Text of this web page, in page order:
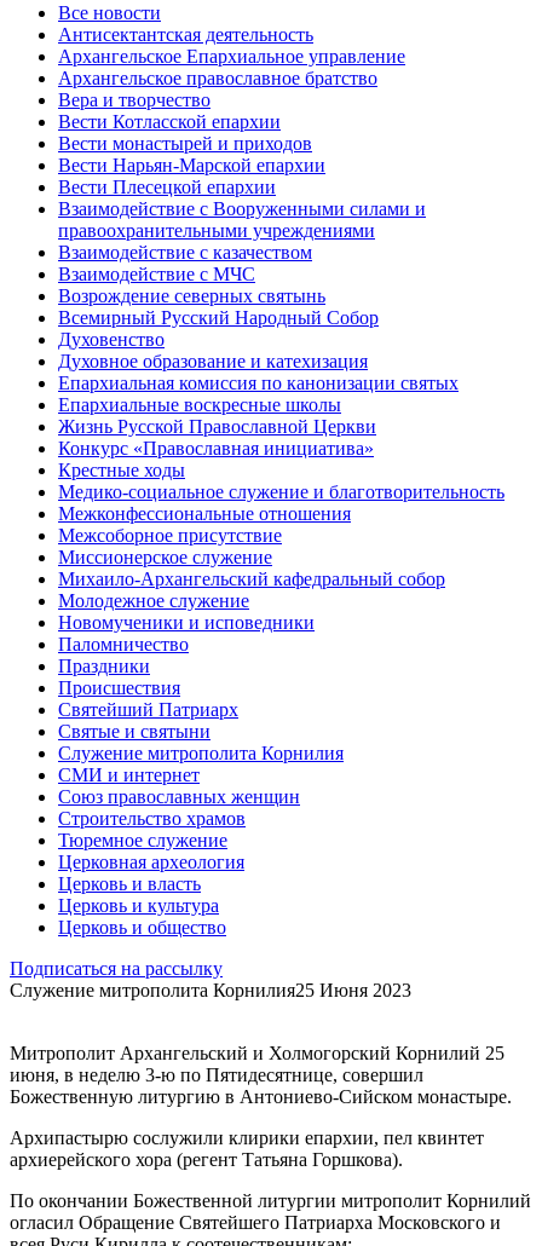
Все новости
Антисектантская деятельность
Архангельское Епархиальное управление
Архангельское православное братство
Вера и творчество
Вести Котласской епархии
Вести монастырей и приходов
Вести Нарьян-Марской епархии
Вести Плесецкой епархии
Взаимодействие с Вооруженными силами и
правоохранительными учреждениями
Взаимодействие с казачеством
Взаимодействие с МЧС
Возрождение северных святынь
Всемирный Русский Народный Собор
Духовенство
Духовное образование и катехизация
Епархиальная комиссия по канонизации святых
Епархиальные воскресные школы
Жизнь Русской Православной Церкви
Конкурс «Православная инициатива»
Крестные ходы
Медико-социальное служение и благотворительность
Межконфессиональные отношения
Межсоборное присутствие
Миссионерское служение
Михаило-Архангельский кафедральный собор
Молодежное служение
Новомученики и исповедники
Паломничество
Праздники
Происшествия
Святейший Патриарх
Святые и святыни
Служение митрополита Корнилия
СМИ и интернет
Союз православных женщин
Строительство храмов
Тюремное служение
Церковная археология
Церковь и власть
Церковь и культура
Церковь и общество
Подписаться на рассылку
Служение митрополита Корнилия25 Июня 2023
Митрополит Архангельский и Холмогорский Корнилий 25
июня, в неделю 3-ю по Пятидесятнице, совершил
Божественную литургию в Антониево-Сийском монастыре.
Архипастырю сослужили клирики епархии, пел квинтет
архиерейского хора (регент Татьяна Горшкова).
По окончании Божественной литургии митрополит Корнилий
огласил Обращение Святейшего Патриарха Московского и